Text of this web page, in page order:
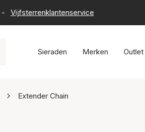
- Vijfsterrenklantenservice
Sieraden Merken Outlet
Extender Chain